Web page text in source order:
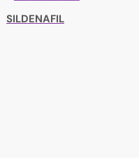
SILDENAFIL